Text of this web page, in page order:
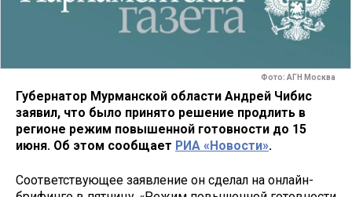
Фото: АГН Москва
Губернатор Мурманской области Андрей Чибис
заявил, что было принято решение продлить в
регионе режим повышенной готовности до 15
июня. Об этом сообщает РИА «Новости».
Соответствующее заявление он сделал на онлайн-